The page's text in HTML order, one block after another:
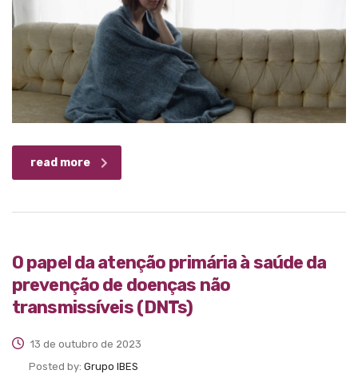
read more
O papel da atenção primária à saúde da
prevenção de doenças não
transmissíveis (DNTs)
13 de outubro de 2023
Posted by: Grupo IBES